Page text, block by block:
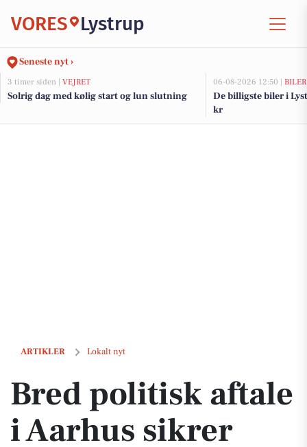
VORES Lystrup
Seneste nyt ›
3 timer siden | VEJRET
Solrig dag med kølig start og lun slutning
06-08-2026 12:50 | BILER
De billigste biler i
kr
ARTIKLER Lokalt nyt
Bred politisk aftale i Aarhus sikrer investeringer i kollektiv trafik og
Bred politisk aftale
i Aarhus sikrer